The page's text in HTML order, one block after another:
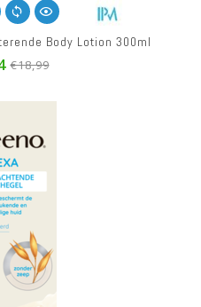
Body Lotion 300ml
€18,99